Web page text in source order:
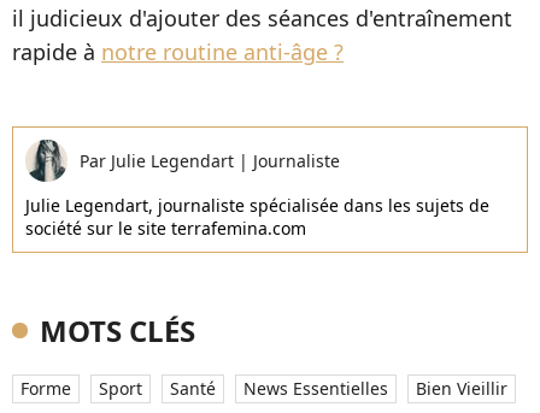
il judicieux d'ajouter des séances d'entraînement
rapide à notre routine anti-âge ?
Par Julie Legendart | Journaliste
Julie Legendart, journaliste spécialisée dans les sujets de
société sur le site terrafemina.com
MOTS CLÉS
Forme Sport Santé News Essentielles
Bien Vieillir